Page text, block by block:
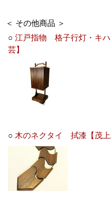
＜ その他商品 ＞
○江戸指物 格子行灯・キ
芸】
○ 木のネクタイ 拭漆【茂上